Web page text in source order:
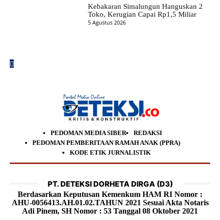
Kebakaran Simalungun Hanguskan 2
Toko, Kerugian Capai Rp1,5 Miliar
5 Agustus 2026
PEDOMAN MEDIA SIBER
REDAKSI
PEDOMAN PEMBERITAAN RAMAH ANAK (PPRA)
KODE ETIK JURNALISTIK
PT. DETEKSI DORHETA DIRGA (D3)
Berdasarkan Keputusan Kemenkum HAM RI Nomor :
AHU-0056413.AH.01.02.TAHUN 2021 Sesuai Akta Notaris
Adi Pinem, SH Nomor : 53 Tanggal 08 Oktober 2021